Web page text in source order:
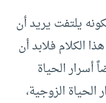
يلتفت يريد أن
الكلام فلابد أن
أسرار الحياة
الزوجية،